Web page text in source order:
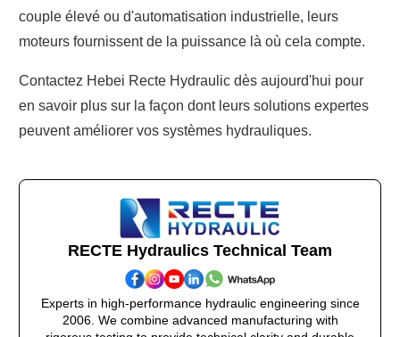
couple élevé ou d'automatisation industrielle, leurs
moteurs fournissent de la puissance là où cela compte.
Contactez Hebei Recte Hydraulic dès aujourd'hui pour
en savoir plus sur la façon dont leurs solutions expertes
peuvent améliorer vos systèmes hydrauliques.
RECTE Hydraulics Technical Team
Experts in high-performance hydraulic engineering since
2006. We combine advanced manufacturing with